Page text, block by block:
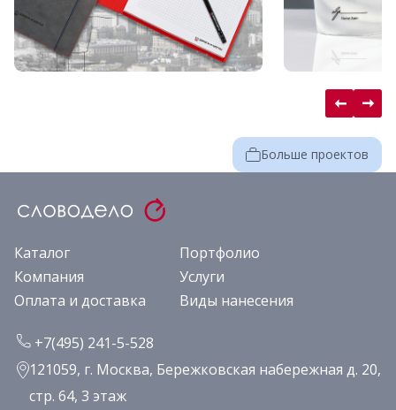
Больше проектов
Каталог
Портфолио
Компания
Услуги
Оплата и доставка
Виды нанесения
+7(495) 241-5-528
121059, г. Москва, Бережковская набережная д. 20,
стр. 64, 3 этаж